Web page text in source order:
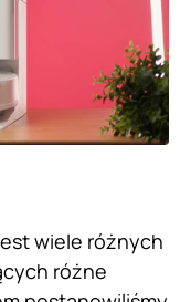
wiele różnych
różne